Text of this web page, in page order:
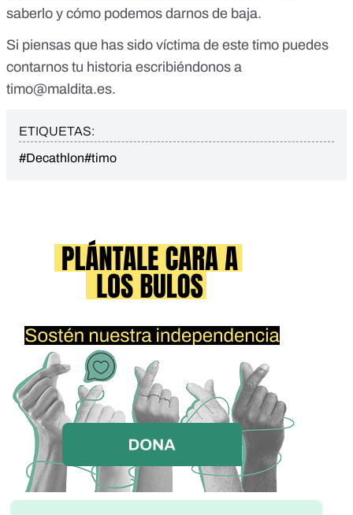
saberlo y cómo podemos darnos de baja.
Si piensas que has sido víctima de este timo puedes
contarnos tu historia escribiéndonos a
timo@maldita.es.
ETIQUETAS:
#Decathlon#timo